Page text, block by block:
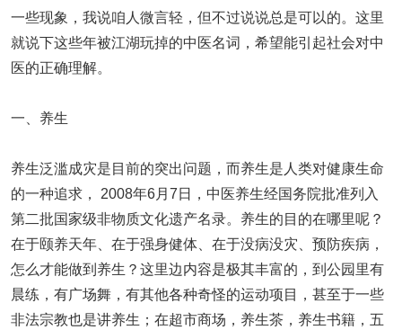
一些现象，我说咱人微言轻，但不过说说总是可以的。这里
就说下这些年被江湖玩掉的中医名词，希望能引起社会对中
医的正确理解。
一、养生
养生泛滥成灾是目前的突出问题，而养生是人类对健康生命
的一种追求， 2008年6月7日，中医养生经国务院批准列入
第二批国家级非物质文化遗产名录。养生的目的在哪里呢？
在于颐养天年、在于强身健体、在于没病没灾、预防疾病，
怎么才能做到养生？这里边内容是极其丰富的，到公园里有
晨练，有广场舞，有其他各种奇怪的运动项目，甚至于一些
非法宗教也是讲养生；在超市商场，养生茶，养生书籍，五